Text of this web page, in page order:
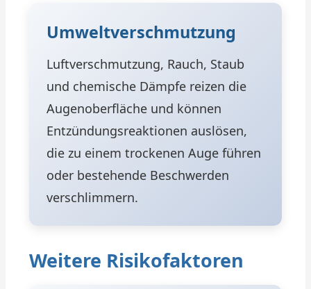
Umweltverschmutzung
Luftverschmutzung, Rauch, Staub
und chemische Dämpfe reizen die
Augenoberfläche und können
Entzündungsreaktionen auslösen,
die zu einem trockenen Auge führen
oder bestehende Beschwerden
verschlimmern.
Weitere Risikofaktoren